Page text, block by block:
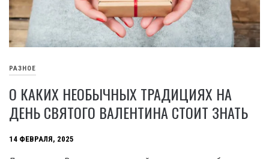
РАЗНОЕ
О КАКИХ НЕОБЫЧНЫХ ТРАДИЦИЯХ НА
ДЕНЬ СВЯТОГО ВАЛЕНТИНА СТОИТ ЗНАТЬ
14 ФЕВРАЛЯ, 2025